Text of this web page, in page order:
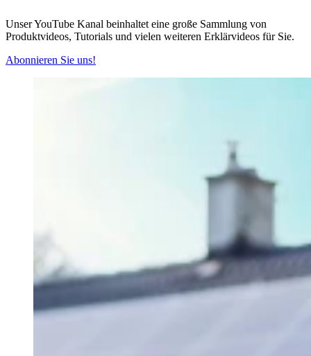
Unser YouTube Kanal beinhaltet eine große Sammlung von
Produktvideos, Tutorials und vielen weiteren Erklärvideos für Sie.
Abonnieren Sie uns!